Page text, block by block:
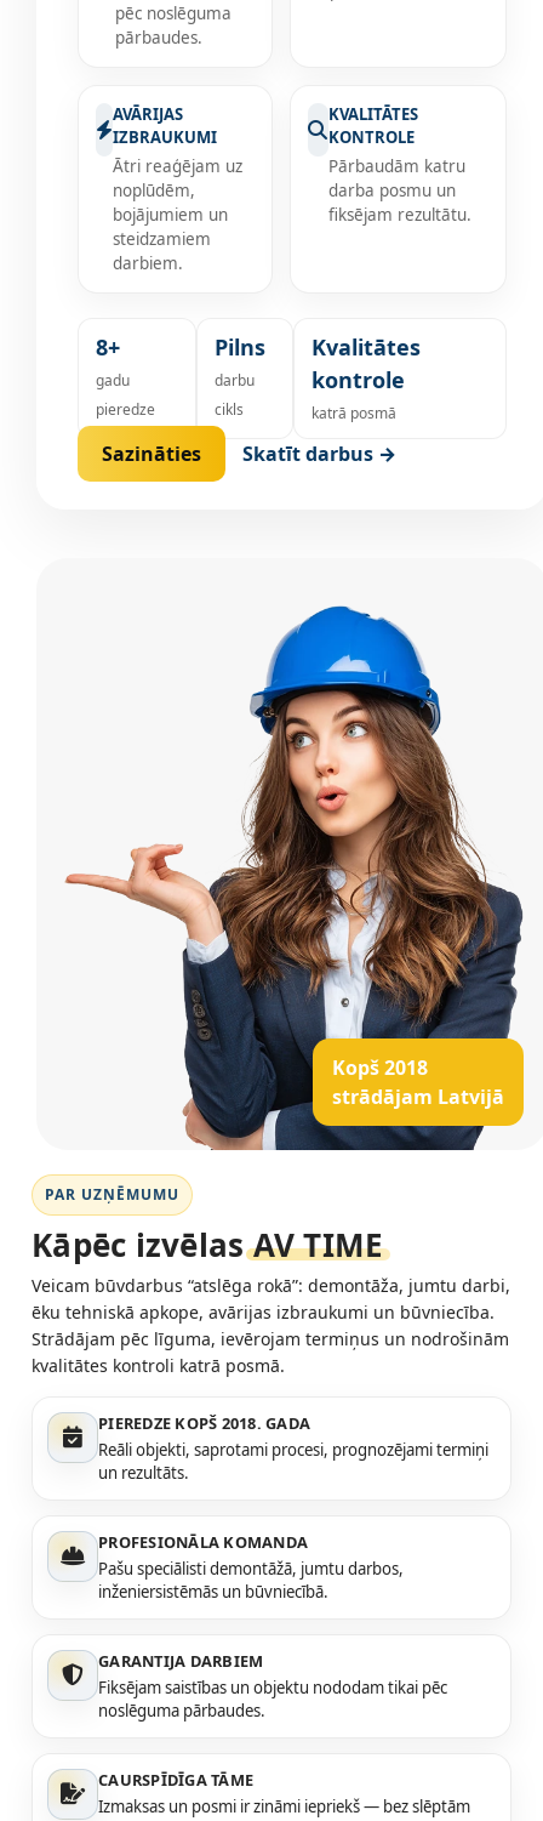
pēc noslēguma
pārbaudes.
AVĀRIJAS
IZBRAUKUMI
Ātri reaģējam uz
noplūdēm,
bojājumiem un
steidzamiem
darbiem.
KVALITĀTES
KONTROLE
Pārbaudām katru
darba posmu un
fiksējam rezultātu.
8+
gadu
pieredze
Pilns
darbu
cikls
Kvalitātes
kontrole
katrā posmā
Sazināties Skatīt darbus →
Kopš 2018
strādājam Latvijā
PAR UZŅĒMUMU
Kāpēc izvēlasAV TIME
Veicam būvdarbus “atslēga rokā”: demontāža, jumtu darbi,
ēku tehniskā apkope, avārijas izbraukumi un būvniecība.
Strādājam pēc līguma, ievērojam termiņus un nodrošinām
kvalitātes kontroli katrā posmā.
PIEREDZE KOPŠ 2018. GADA
Reāli objekti, saprotami procesi, prognozējami termiņi
un rezultāts.
PROFESIONĀLA KOMANDA
Pašu speciālisti demontāžā, jumtu darbos,
inženiersistēmās un būvniecībā.
GARANTIJA DARBIEM
Fiksējam saistības un objektu nododam tikai pēc
noslēguma pārbaudes.
CAURSPĪDĪGA TĀME
Izmaksas un posmi ir zināmi iepriekš — bez slēptām